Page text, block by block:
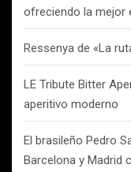
ofreciendo la mejor
Ressenya de «La
LE Tribute Bitter
aperitivo moderno
El brasileño Pedro
Barcelona y Madrid